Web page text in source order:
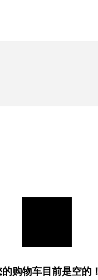
的购物车目前是空的！